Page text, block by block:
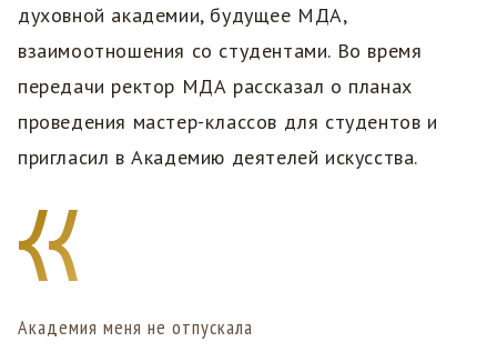
духовной академии, будущее МДА,
взаимоотношения со студентами. Во время
передачи ректор МДА рассказал о планах
проведения мастер-классов для студентов и
пригласил в Академию деятелей искусства.
Академия меня не отпускала